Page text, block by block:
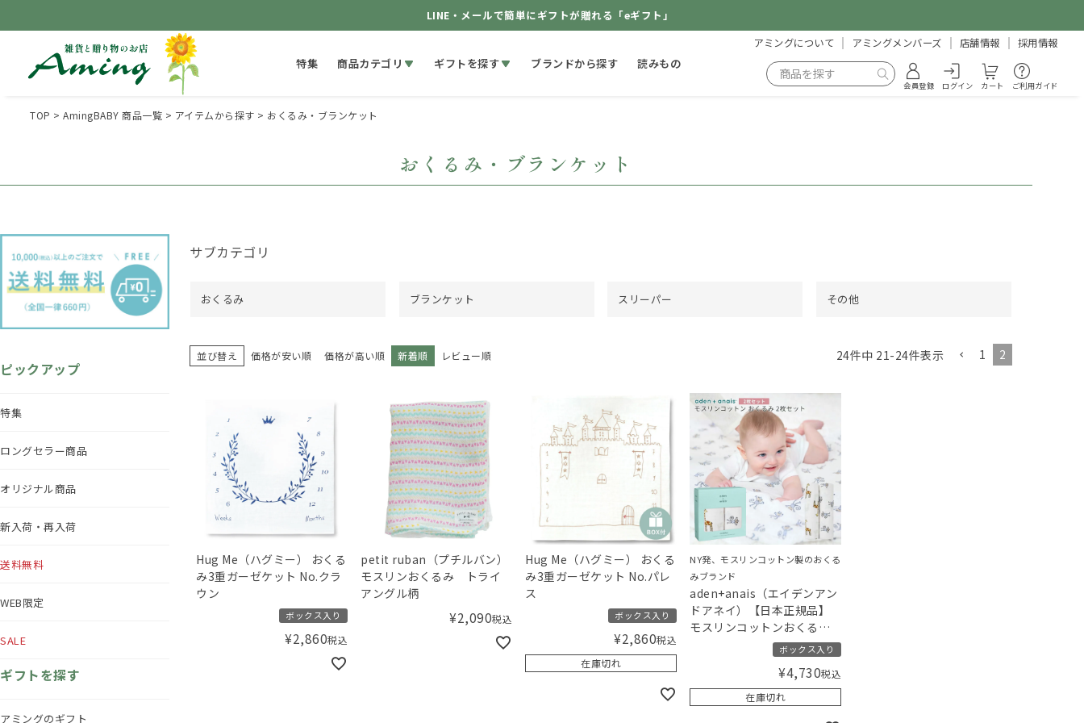
LINE・メールで簡単にギフトが贈れる「eギフト」
特集 商品カテゴリ ギフトを探す ブランドから探す 読みもの
アミングについて アミングメンバーズ 店舗情報 採用情報
会員登録 ログイン カート ご利用ガイド
TOP AmingBABY 商品一覧 アイテムから探す おくるみ・ブランケット
おくるみ・ブランケット
ピックアップ
特集
ロングセラー商品
オリジナル商品
新入荷・再入荷
送料無料
WEB限定
SALE
ギフトを探す
アミングのギフト
サブカテゴリ
おくるみ ブランケット スリーパー その他
並び替え 価格が安い順 価格が高い順 新着順 レビュー順 24件中 21-24件表示 1 2
Hug Me（ハグミー） おくる
み3重ガーゼケット No.クラ
ウン
ボックス入り
¥2,860税込
petit ruban（プチルバン）
モスリンおくるみ トライ
アングル柄
¥2,090税込
Hug Me（ハグミー） おくる
み3重ガーゼケット No.パレ
ス
ボックス入り
¥2,860税込
在庫切れ
NY発、モスリンコットン製のおくる
みブランド
aden+anais（エイデンアン
ドアネイ）【日本正規品】
モスリンコットンおくる
み 2枚セット ジャングルジ
ャム jungle jam swaddle 2
ボックス入り
¥4,730税込
在庫切れ